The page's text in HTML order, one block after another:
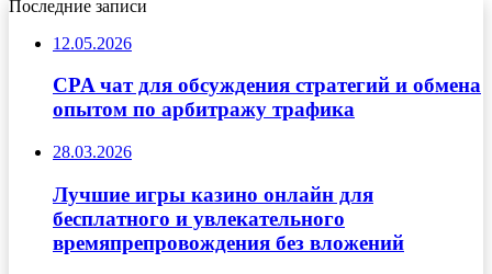
Последние записи
12.05.2026
CPA чат для обсуждения стратегий и обмена
опытом по арбитражу трафика
28.03.2026
Лучшие игры казино онлайн для
бесплатного и увлекательного
времяпрепровождения без вложений